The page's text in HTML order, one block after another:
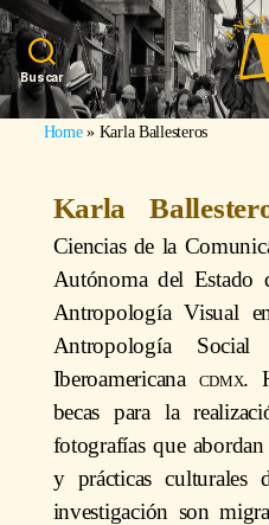
Buscar
Home» Karla Ballesteros
Karla
Ciencias de la
Autónoma del Estado
Antropología Visual
Antropología
Iberoamericana cdmx.
becas para la
fotografías que
y prácticas culturales
investigación son